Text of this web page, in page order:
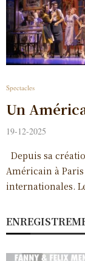
Spectacles
Un
19-12-2025
Depuis sa
Américain à Paris
internationales.